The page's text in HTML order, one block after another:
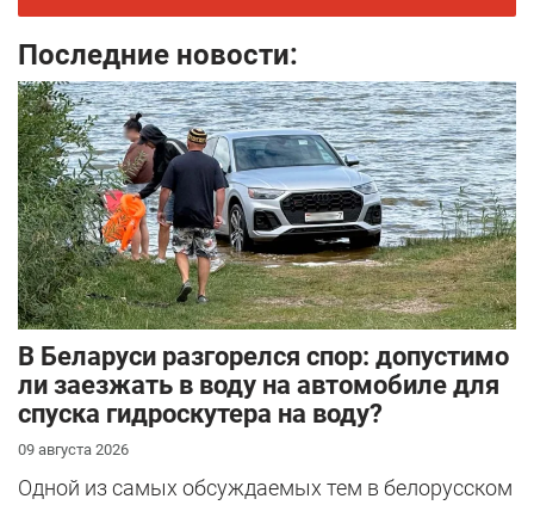
Последние новости:
В Беларуси разгорелся спор: допустимо
ли заезжать в воду на автомобиле для
спуска гидроскутера на воду?
09 августа 2026
Одной из самых обсуждаемых тем в белорусском